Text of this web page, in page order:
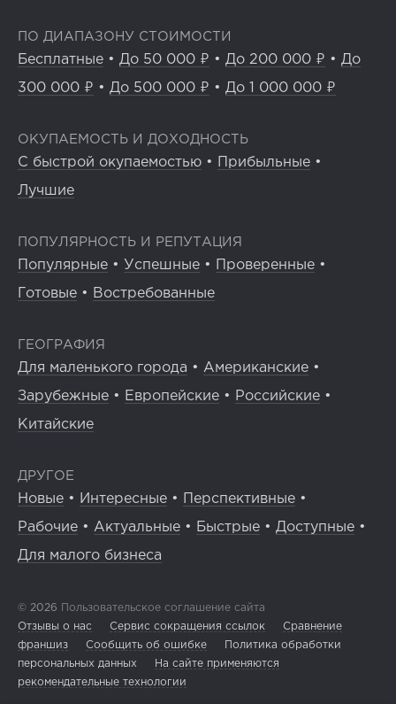
ПО ДИАПАЗОНУ СТОИМОСТИ
Бесплатные • До 50 000 ₽ • До 200 000 ₽ • До
300 000 ₽ • До 500 000 ₽ • До 1 000 000 ₽
ОКУПАЕМОСТЬ И ДОХОДНОСТЬ
С быстрой окупаемостью • Прибыльные •
Лучшие
ПОПУЛЯРНОСТЬ И РЕПУТАЦИЯ
Популярные • Успешные • Проверенные •
Готовые • Востребованные
ГЕОГРАФИЯ
Для маленького города • Американские •
Зарубежные • Европейские • Российские •
Китайские
ДРУГОЕ
Новые • Интересные • Перспективные •
Рабочие • Актуальные • Быстрые • Доступные •
Для малого бизнеса
© 2026 Пользовательское соглашение сайта
Отзывы о нас
Сервис сокращения ссылок
Сравнение
франшиз
Сообщить об ошибке
Политика обработки
персональных данных
На сайте применяются
рекомендательные технологии